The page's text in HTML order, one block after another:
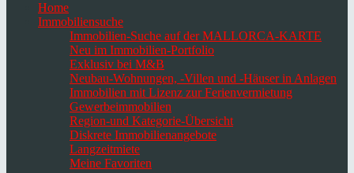
Home
Immobiliensuche
Immobilien-Suche auf der MALLORCA-KARTE
Neu im Immobilien-Portfolio
Exklusiv bei M&B
Neubau-Wohnungen, -Villen und -Häuser in Anlagen
Immobilien mit Lizenz zur Ferienvermietung
Gewerbeimmobilien
Region-und Kategorie-Übersicht
Diskrete Immobilienangebote
Langzeitmiete
Meine Favoriten